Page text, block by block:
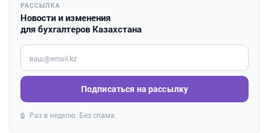
РАССЫЛКА
Новости и изменения
для бухгалтеров Казахстана
Введите ваш e-mail
Подписаться на рассылку
🔒 Раз в неделю. Без спама.